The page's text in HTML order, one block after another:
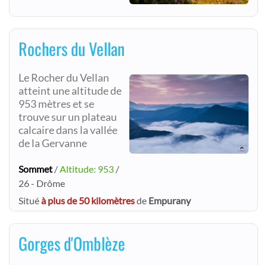
Rochers du Vellan
Le Rocher du Vellan
atteint une altitude de
953 mètres et se
trouve sur un plateau
calcaire dans la vallée
de la Gervanne
Sommet / Altitude: 953 /
26 - Drôme
Situéà plus de 50 kilomètresde Empurany
Gorges d'Omblèze